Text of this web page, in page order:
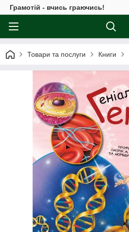
Грамотій - вчись граючись!
Товари та послуги Книги